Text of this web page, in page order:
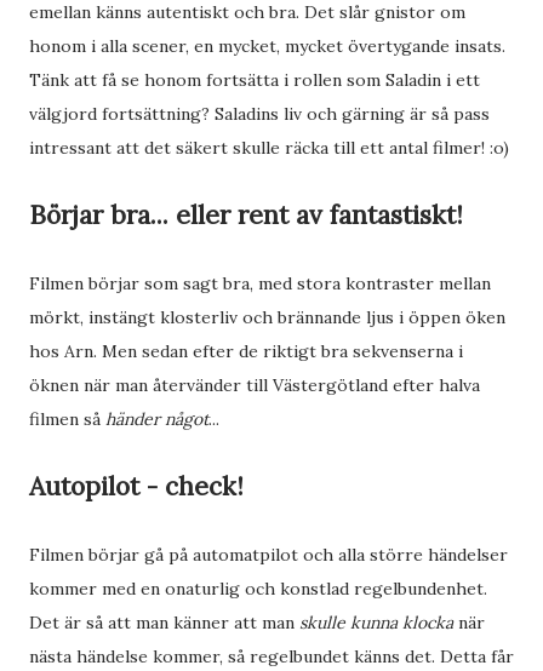
emellan känns autentiskt och bra. Det slår gnistor om
honom i alla scener, en mycket, mycket övertygande insats.
Tänk att få se honom fortsätta i rollen som Saladin i ett
välgjord fortsättning? Saladins liv och gärning är så pass
intressant att det säkert skulle räcka till ett antal filmer! :o)
Börjar bra... eller rent av fantastiskt!
Filmen börjar som sagt bra, med stora kontraster mellan
mörkt, instängt klosterliv och brännande ljus i öppen öken
hos Arn. Men sedan efter de riktigt bra sekvenserna i
öknen när man återvänder till Västergötland efter halva
filmen så händer något...
Autopilot - check!
Filmen börjar gå på automatpilot och alla större händelser
kommer med en onaturlig och konstlad regelbundenhet.
Det är så att man känner att man skulle kunna klockanär
nästa händelse kommer, så regelbundet känns det. Detta får